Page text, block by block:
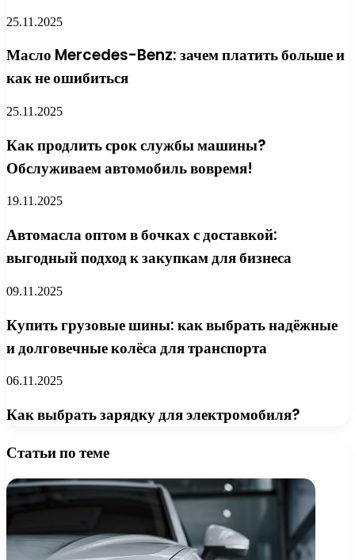
25.11.2025
Масло Mercedes-Benz: зачем платить больше и
как не ошибиться
25.11.2025
Как продлить срок службы машины?
Обслуживаем автомобиль вовремя!
19.11.2025
Автомасла оптом в бочках с доставкой:
выгодный подход к закупкам для бизнеса
09.11.2025
Купить грузовые шины: как выбрать надёжные
и долговечные колёса для транспорта
06.11.2025
Как выбрать зарядку для электромобиля?
Статьи по теме